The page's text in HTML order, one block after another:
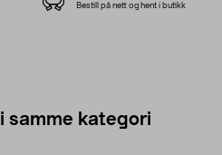
Bestill på nett og hent i butikk
samme kategori